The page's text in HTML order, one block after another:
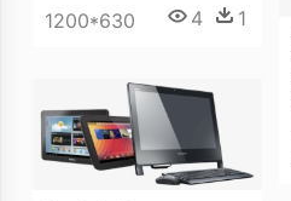
1200*630 4 1